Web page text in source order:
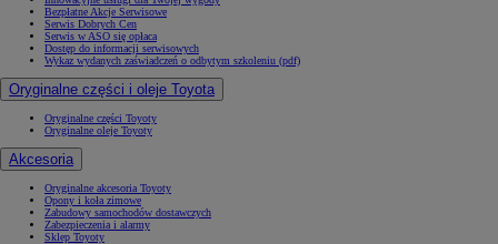
Bezpłatne Akcje Serwisowe
Serwis Dobrych Cen
Serwis w ASO się opłaca
Dostęp do informacji serwisowych
Wykaz wydanych zaświadczeń o odbytym szkoleniu (pdf)
Oryginalne części i oleje Toyota
Oryginalne części Toyoty
Oryginalne oleje Toyoty
Akcesoria
Oryginalne akcesoria Toyoty
Opony i koła zimowe
Zabudowy samochodów dostawczych
Zabezpieczenia i alarmy
Sklep Toyoty